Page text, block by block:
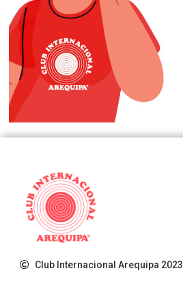
Club Internacional Arequipa 2023